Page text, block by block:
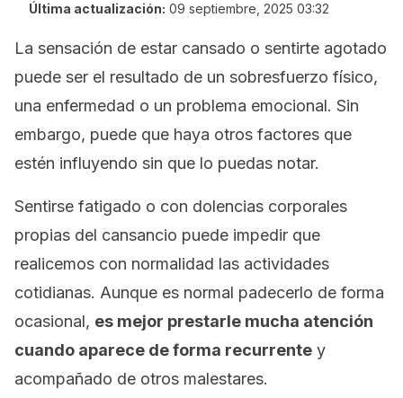
Última actualización: 09 septiembre, 2025 03:32
La sensación de estar cansado o sentirte agotado
puede ser el resultado de un sobresfuerzo físico,
una enfermedad o un problema emocional. Sin
embargo, puede que haya otros factores que
estén influyendo sin que lo puedas notar.
Sentirse fatigado o con dolencias corporales
propias del cansancio puede impedir que
realicemos con normalidad las actividades
cotidianas. Aunque es normal padecerlo de forma
ocasional, es mejor prestarle mucha atención
cuando aparece de forma recurrente y
acompañado de otros malestares.